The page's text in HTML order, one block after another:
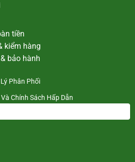
tiền
kiểm hàng
bảo hành
Phân Phối
Chính Sách Hấp Dẫn